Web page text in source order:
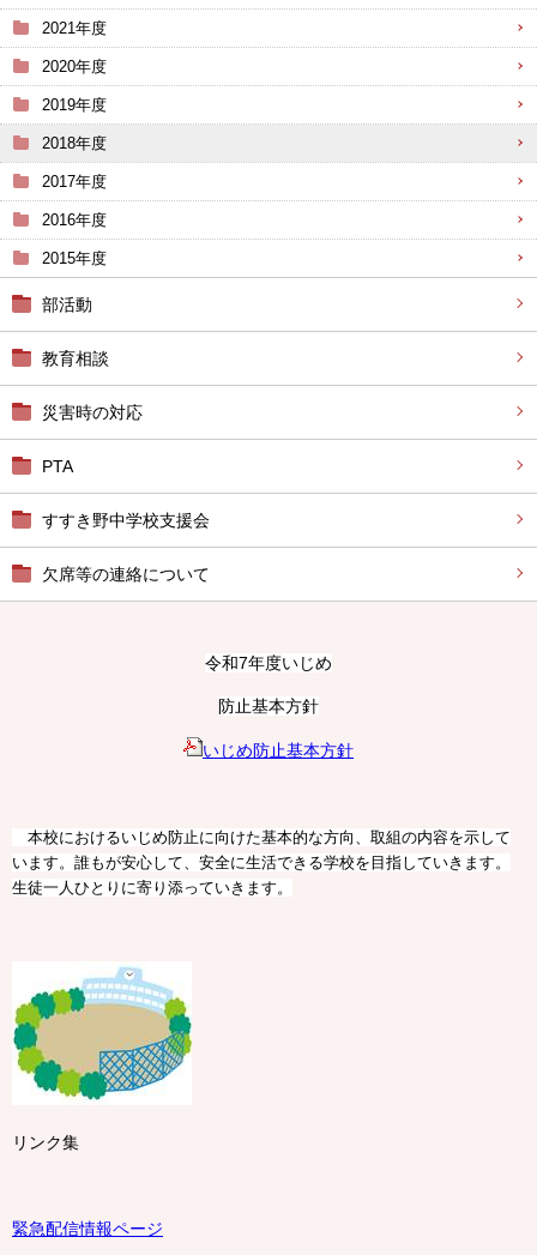
2021年度
2020年度
2019年度
2018年度
2017年度
2016年度
2015年度
部活動
教育相談
災害時の対応
PTA
すすき野中学校支援会
欠席等の連絡について
令和7年度いじめ
防止基本方針
いじめ防止基本方針
本校におけるいじめ防止に向けた基本的な方向、取組の内容を示して
います。誰もが安心して、安全に生活できる学校を目指していきます。
生徒一人ひとりに寄り添っていきます。
リンク集
緊急配信情報ページ